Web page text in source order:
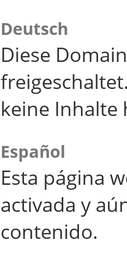
Deutsch
Diese
keine Inhalte
Español
Esta página
activada y
contenido.